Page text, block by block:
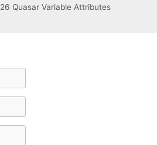
Quasar Variable Attributes